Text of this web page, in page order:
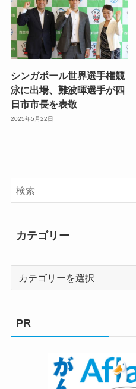
シンガポール世界選手権競
泳に出場、難波暉選手が四
日市市長を表敬
2025年5月22日
カテゴリー
PR